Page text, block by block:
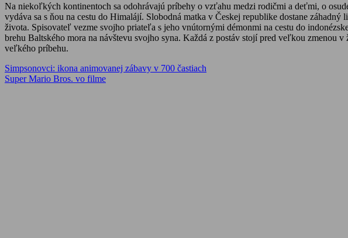
Na niekoľkých kontinentoch sa odohrávajú príbehy o vzťahu medzi rodičmi a deťmi, o
vydáva sa s ňou na cestu do Himalájí. Slobodná matka v Českej republike dostane
života. Spisovateľ vezme svojho priateľa s jeho vnútornými démonmi na cestu do
brehu Baltského mora na návštevu svojho syna. Každá z postáv stojí pred veľkou zmenou
veľkého príbehu.
Navigácia
v
Previous
Post:
Simpsonovci: ikona animovanej zábavy v 700 častiach
Next
Super Mario Bros. vo filme